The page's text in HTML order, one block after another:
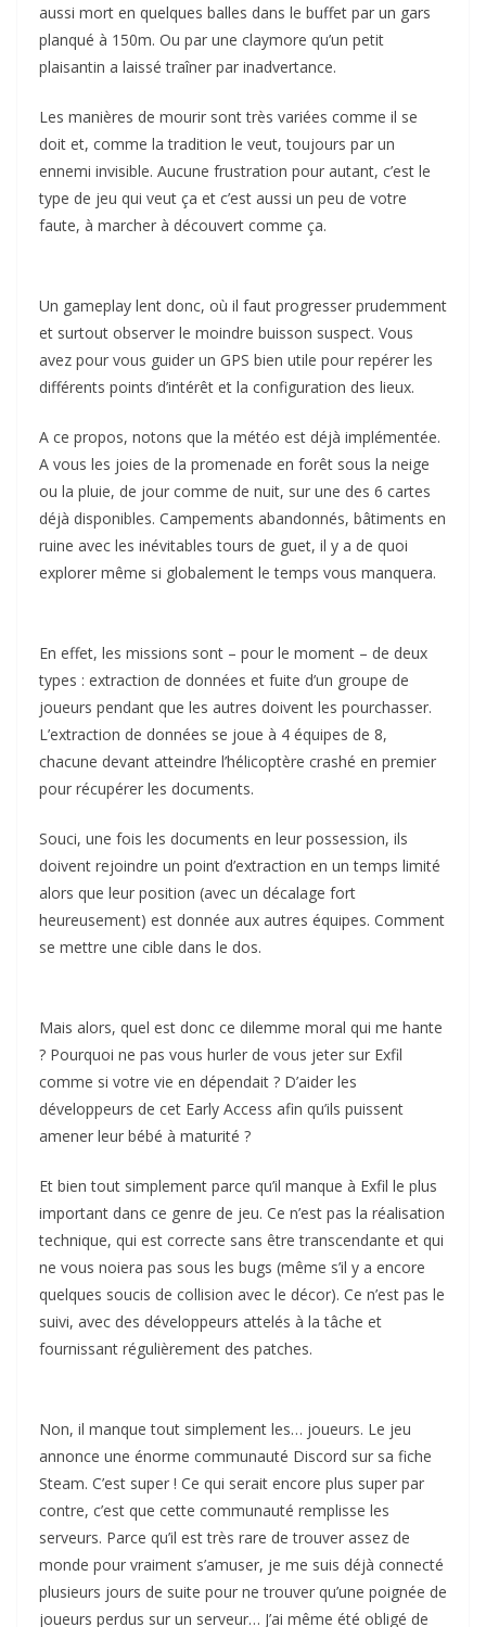
aussi mort en quelques balles dans le buffet par un gars
planqué à 150m. Ou par une claymore qu’un petit
plaisantin a laissé traîner par inadvertance.
Les manières de mourir sont très variées comme il se
doit et, comme la tradition le veut, toujours par un
ennemi invisible. Aucune frustration pour autant, c’est le
type de jeu qui veut ça et c’est aussi un peu de votre
faute, à marcher à découvert comme ça.
Un gameplay lent donc, où il faut progresser prudemment
et surtout observer le moindre buisson suspect. Vous
avez pour vous guider un GPS bien utile pour repérer les
différents points d’intérêt et la configuration des lieux.
A ce propos, notons que la météo est déjà implémentée.
A vous les joies de la promenade en forêt sous la neige
ou la pluie, de jour comme de nuit, sur une des 6 cartes
déjà disponibles. Campements abandonnés, bâtiments en
ruine avec les inévitables tours de guet, il y a de quoi
explorer même si globalement le temps vous manquera.
En effet, les missions sont – pour le moment – de deux
types : extraction de données et fuite d’un groupe de
joueurs pendant que les autres doivent les pourchasser.
L’extraction de données se joue à 4 équipes de 8,
chacune devant atteindre l’hélicoptère crashé en premier
pour récupérer les documents.
Souci, une fois les documents en leur possession, ils
doivent rejoindre un point d’extraction en un temps limité
alors que leur position (avec un décalage fort
heureusement) est donnée aux autres équipes. Comment
se mettre une cible dans le dos.
Mais alors, quel est donc ce dilemme moral qui me hante
? Pourquoi ne pas vous hurler de vous jeter sur Exfil
comme si votre vie en dépendait ? D’aider les
développeurs de cet Early Access afin qu’ils puissent
amener leur bébé à maturité ?
Et bien tout simplement parce qu’il manque à Exfil le plus
important dans ce genre de jeu. Ce n’est pas la réalisation
technique, qui est correcte sans être transcendante et qui
ne vous noiera pas sous les bugs (même s’il y a encore
quelques soucis de collision avec le décor). Ce n’est pas le
suivi, avec des développeurs attelés à la tâche et
fournissant régulièrement des patches.
Non, il manque tout simplement les… joueurs. Le jeu
annonce une énorme communauté Discord sur sa fiche
Steam. C’est super ! Ce qui serait encore plus super par
contre, c’est que cette communauté remplisse les
serveurs. Parce qu’il est très rare de trouver assez de
monde pour vraiment s’amuser, je me suis déjà connecté
plusieurs jours de suite pour ne trouver qu’une poignée de
joueurs perdus sur un serveur… J’ai même été obligé de